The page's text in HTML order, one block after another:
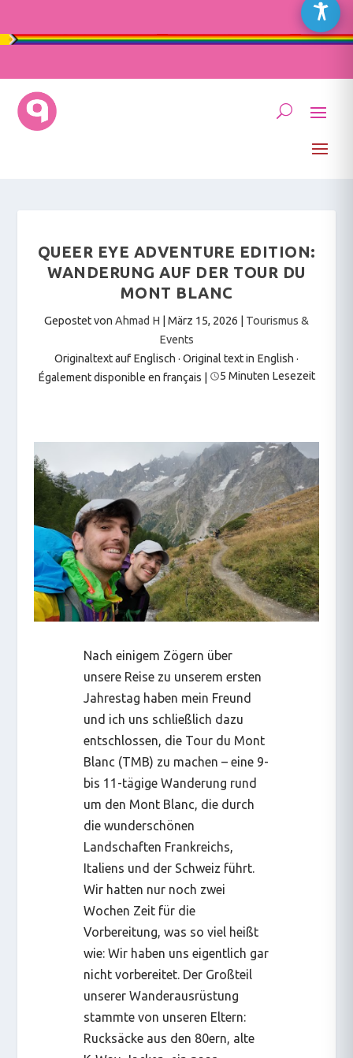
QUEER EYE ADVENTURE EDITION:
WANDERUNG AUF DER TOUR DU
MONT BLANC
Gepostet von Ahmad H März 15, 2026
Tourismus &
Events
Originaltext auf Englisch · Original text in English ·
Également disponible en français
5 Minuten Lesezeit
Nach einigem Zögern über
unsere Reise zu unserem ersten
Jahrestag haben mein Freund
und ich uns schließlich dazu
entschlossen, die Tour du Mont
Blanc (TMB) zu machen – eine 9-
bis 11-tägige Wanderung rund
um den Mont Blanc, die durch
die wunderschönen
Landschaften Frankreichs,
Italiens und der Schweiz führt.
Wir hatten nur noch zwei
Wochen Zeit für die
Vorbereitung, was so viel heißt
wie: Wir haben uns eigentlich gar
nicht vorbereitet. Der Großteil
unserer Wanderausrüstung
stammte von unseren Eltern:
Rucksäcke aus den 80ern, alte